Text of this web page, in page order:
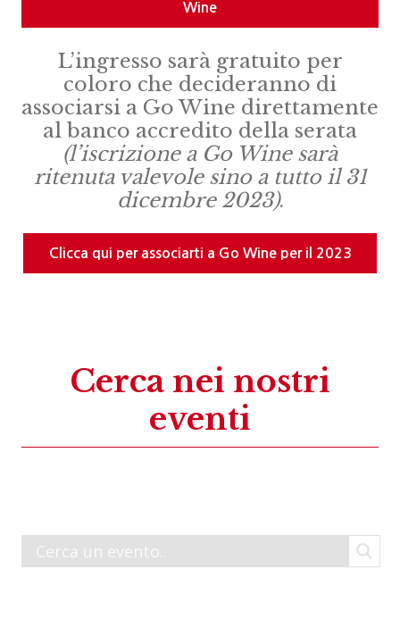
Wine
L’ingresso sarà gratuito per
coloro che decideranno di
associarsi a Go Wine direttamente
al banco accredito della serata
(l’iscrizione a Go Wine sarà
ritenuta valevole sino a tutto il 31
dicembre 2023).
Clicca qui per associarti a Go Wine per il 2023
Cerca nei nostri
eventi